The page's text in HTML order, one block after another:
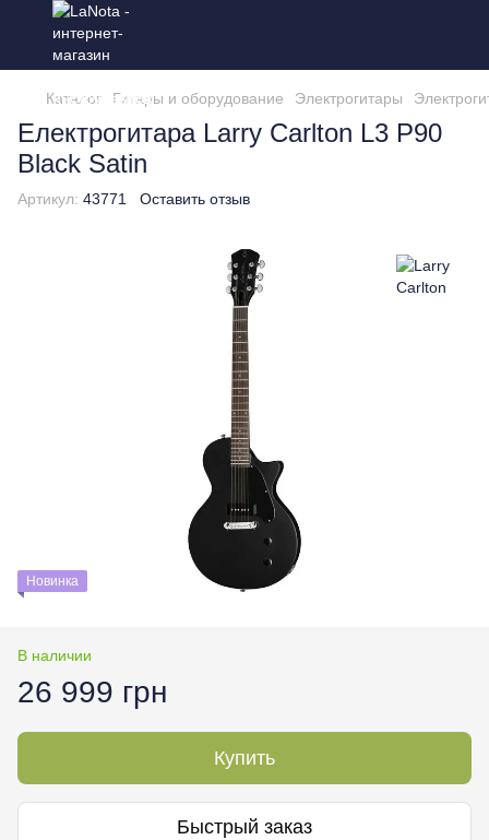
Каталог Гитары и оборудование Электрогитары
Електрогитара Larry Carlton L3 P90
Black Satin
Артикул: 43771 Оставить отзыв
Новинка
В наличии
26 999 грн
Купить
Быстрый заказ